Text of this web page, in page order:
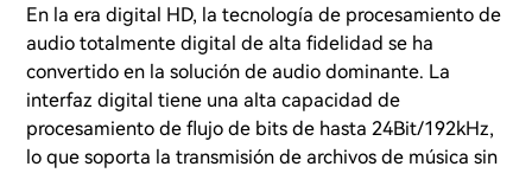
En la era digital HD, la tecnología de procesamiento de
audio totalmente digital de alta fidelidad se ha
convertido en la solución de audio dominante. La
interfaz digital tiene una alta capacidad de
procesamiento de flujo de bits de hasta 24Bit/192kHz,
lo que soporta la transmisión de archivos de música sin